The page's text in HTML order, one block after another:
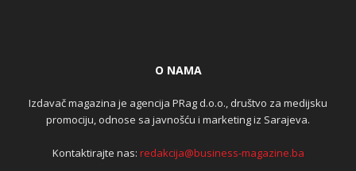
O NAMA
Izdavač magazina je agencija PRag d.o.o., društvo za medijsku
promociju, odnose sa javnošću i marketing iz Sarajeva.
Kontaktirajte nas: redakcija@business-magazine.ba